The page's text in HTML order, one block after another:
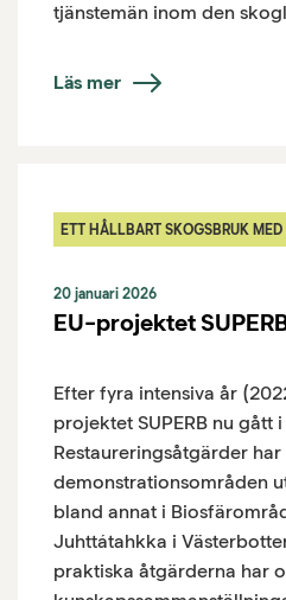
tjänstemän inom den
Läs mer
ETT HÅLLBART SKOGSBRUK
20 januari 2026
EU-projektet
Efter fyra intensiva år
projektet SUPERB nu gått
Restaureringsåtgärder
demonstrationsområden
bland annat i
Juhttátahkka i
praktiska åtgärderna har